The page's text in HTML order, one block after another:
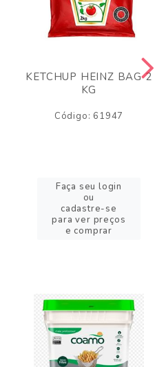
KETCHUP HEINZ BAG 2
KG
Código: 61947
Faça seu login
ou
cadastre-se
para ver preços
e comprar